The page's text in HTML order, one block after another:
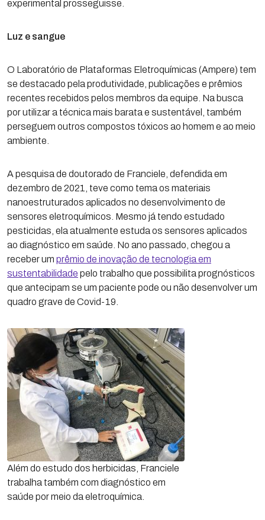
experimental prosseguisse.
Luz e sangue
O Laboratório de Plataformas Eletroquímicas (Ampere) tem
se destacado pela produtividade, publicações e prêmios
recentes recebidos pelos membros da equipe. Na busca
por utilizar a técnica mais barata e sustentável, também
perseguem outros compostos tóxicos ao homem e ao meio
ambiente.
A pesquisa de doutorado de Franciele, defendida em
dezembro de 2021, teve como tema os materiais
nanoestruturados aplicados no desenvolvimento de
sensores eletroquímicos. Mesmo já tendo estudado
pesticidas, ela atualmente estuda os sensores aplicados
ao diagnóstico em saúde. No ano passado, chegou a
receber um prêmio de inovação de tecnologia em
sustentabilidade pelo trabalho que possibilita prognósticos
que antecipam se um paciente pode ou não desenvolver um
quadro grave de Covid-19.
Além do estudo dos herbicidas, Franciele
trabalha também com diagnóstico em
saúde por meio da eletroquímica.